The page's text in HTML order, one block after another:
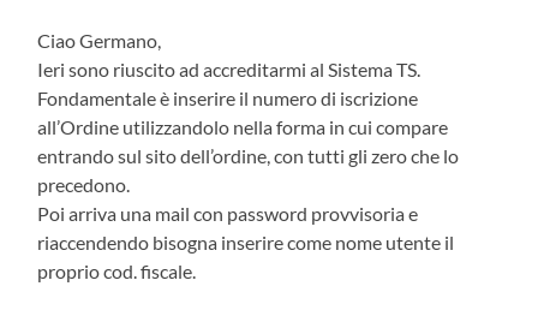
Ciao Germano,
Ieri sono riuscito ad accreditarmi al Sistema TS.
Fondamentale è inserire il numero di iscrizione
all’Ordine utilizzandolo nella forma in cui compare
entrando sul sito dell’ordine, con tutti gli zero che lo
precedono.
Poi arriva una mail con password provvisoria e
riaccendendo bisogna inserire come nome utente il
proprio cod. fiscale.